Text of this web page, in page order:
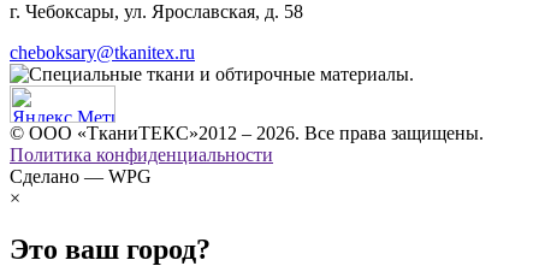
г. Чебоксары, ул. Ярославская, д. 58
cheboksary@tkanitex.ru
© ООО «ТканиТЕКС»2012 – 2026. Все права защищены.
Политика конфиденциальности
Сделано — WPG
×
Это ваш город?